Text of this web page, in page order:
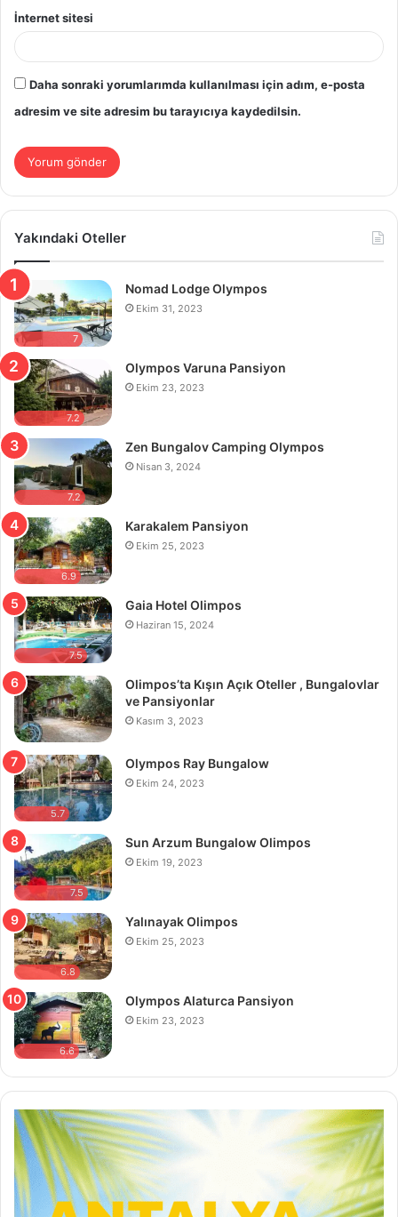
İnternet sitesi
Daha sonraki yorumlarımda kullanılması için adım, e-posta
adresim ve site adresim bu tarayıcıya kaydedilsin.
Yakındaki Oteller
7
Nomad Lodge Olympos
Ekim 31, 2023
7.2
Olympos Varuna Pansiyon
Ekim 23, 2023
7.2
Zen Bungalov Camping Olympos
Nisan 3, 2024
6.9
Karakalem Pansiyon
Ekim 25, 2023
7.5
Gaia Hotel Olimpos
Haziran 15, 2024
Olimpos’ta Kışın Açık Oteller , Bungalovlar
ve Pansiyonlar
Kasım 3, 2023
5.7
Olympos Ray Bungalow
Ekim 24, 2023
7.5
Sun Arzum Bungalow Olimpos
Ekim 19, 2023
6.8
Yalınayak Olimpos
Ekim 25, 2023
6.6
Olympos Alaturca Pansiyon
Ekim 23, 2023